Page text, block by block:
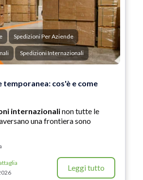
Spedizioni Per Aziende
Spedizioni Internazionali
cos'è e come
internazionalinon tutte le
una frontiera sono
Leggi tutto